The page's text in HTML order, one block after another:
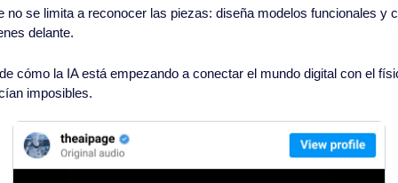
no se limita a reconocer las piezas: diseña modelos funcionales y
delante.
cómo la IA está empezando a conectar el mundo digital con el
imposibles.